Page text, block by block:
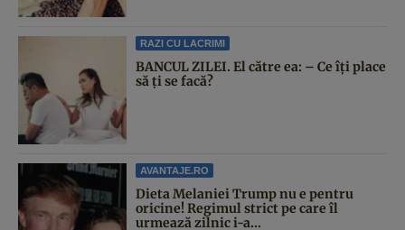
RAZI CU LACRIMI
BANCUL ZILEI. El către ea: – Ce îți place
să ți se facă?
AVANTAJE.RO
Dieta Melaniei Trump nu e pentru
oricine! Regimul strict pe care îl
urmează zilnic i-a...